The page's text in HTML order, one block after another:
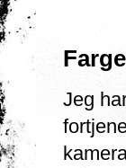
Jeg